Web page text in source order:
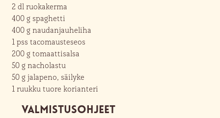
2 dl ruokakerma
400 g spaghetti
400 g naudanjauheliha
1 pss tacomausteseos
200 g tomaattisalsa
50 g nacholastu
50 g jalapeno, säilyke
1 ruukku tuore korianteri
VALMISTUSOHJEET